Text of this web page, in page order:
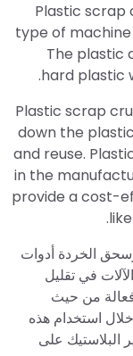
Plastic scrap
type of
The plastic
hard plastic
Plastic scrap
down the
and reuse.
in the
provide a cost-
وسحق الخردة أدوات
في تقليل
فعالة من حيث
خلال استخدام هذه
البلاستيك على